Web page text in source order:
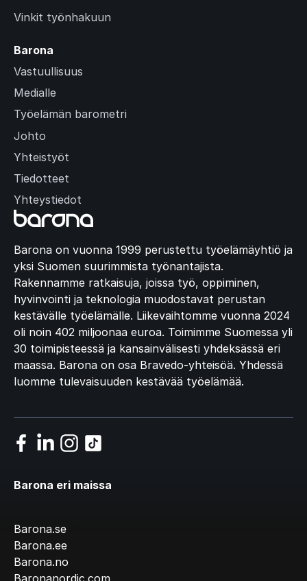
Barona on vuonna 1999 perustettu työelämäyhtiö ja
yksi Suomen suurimmista työnantajista.
Rakennamme ratkaisuja, joissa työ, oppiminen,
hyvinvointi ja teknologia muodostavat perustan
kestävälle työelämälle. Liikevaihtomme vuonna 2024
oli noin 402 miljoonaa euroa. Toimimme Suomessa yli
30 toimipisteessä ja kansainvälisesti yhdeksässä eri
maassa. Barona on osa Bravedo-yhteisöä. Yhdessä
luomme tulevaisuuden kestävää työelämää.
Vinkit työnhakuun
Barona
Vastuullisuus
Medialle
Työelämän barometri
Johto
Yhteistyöt
Tiedotteet
Yhteystiedot
Barona eri maissa
Barona.se
Barona.ee
Barona.no